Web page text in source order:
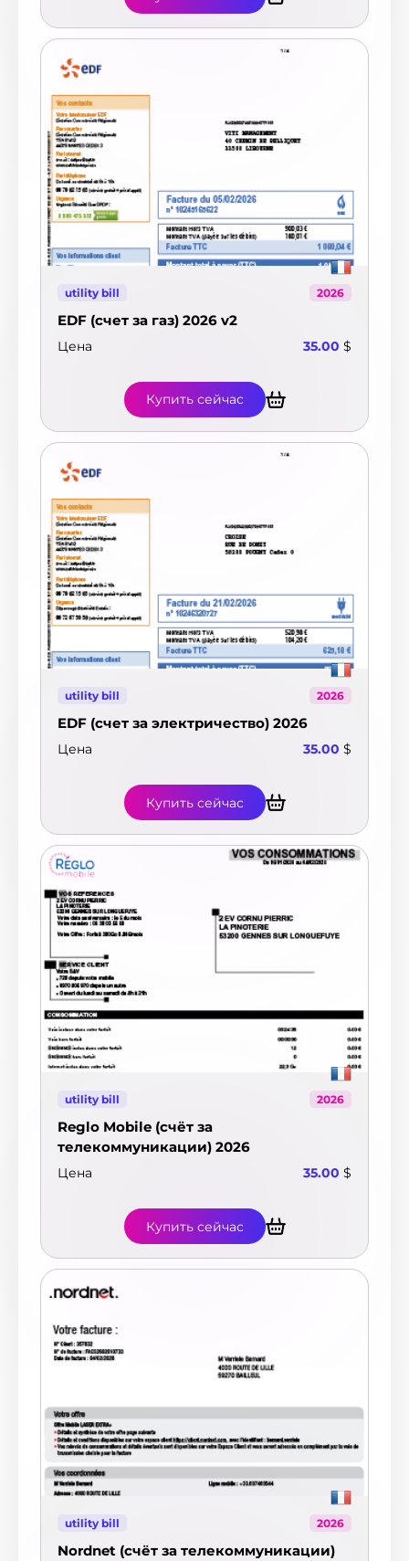
Швеция 8
Шри-Ланка
Эстония
ЮАР
Ямайка
Япония
utility bill 2026
EDF (счет за газ) 2026 v2
Цена 35.00 $
Купить сейчас
utility bill 2026
EDF (счет за электричество) 2026
Цена 35.00 $
Купить сейчас
utility bill 2026
Reglo Mobile (счёт за
телекоммуникации) 2026
Цена 35.00 $
Купить сейчас
utility bill 2026
Nordnet (счёт за телекоммуникации)